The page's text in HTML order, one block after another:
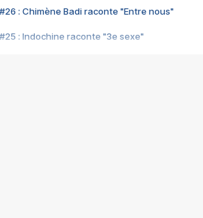
#26 : Chimène Badi raconte "Entre nous"
#25 : Indochine raconte "3e sexe"